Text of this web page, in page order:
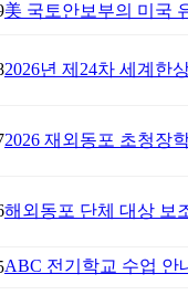
美 국토안보부의 미국
2026년 제24차 세계한
2026 재외동포 초청장
해외동포 단체 대상 보
ABC 전기학교 수업 안